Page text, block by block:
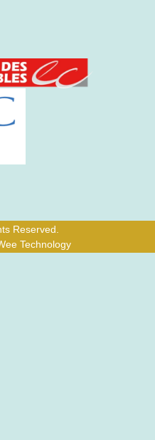
Reserved.
Technology